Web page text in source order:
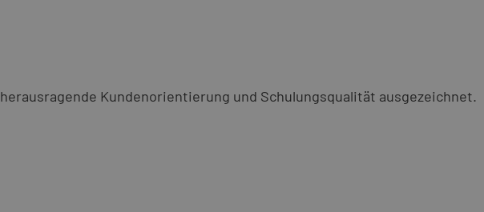
Kundenorientierung und Schulungsqualität ausgezeichnet.